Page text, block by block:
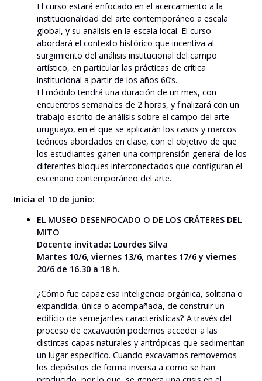
El curso estará enfocado en el acercamiento a la
institucionalidad del arte contemporáneo a escala
global, y su análisis en la escala local. El curso
abordará el contexto histórico que incentiva al
surgimiento del análisis institucional del campo
artístico, en particular las prácticas de crítica
institucional a partir de los años 60’s.
El módulo tendrá una duración de un mes, con
encuentros semanales de 2 horas, y finalizará con un
trabajo escrito de análisis sobre el campo del arte
uruguayo, en el que se aplicarán los casos y marcos
teóricos abordados en clase, con el objetivo de que
los estudiantes ganen una comprensión general de los
diferentes bloques interconectados que configuran el
escenario contemporáneo del arte.
Inicia el 10 de junio:
EL MUSEO DESENFOCADO O DE LOS CRÁTERES DEL
MITO
Docente invitada: Lourdes Silva
Martes 10/6, viernes 13/6, martes 17/6 y viernes
20/6 de 16.30 a 18 h.
¿Cómo fue capaz esa inteligencia orgánica, solitaria o
expandida, única o acompañada, de construir un
edificio de semejantes características? A través del
proceso de excavación podemos acceder a las
distintas capas naturales y antrópicas que sedimentan
un lugar específico. Cuando excavamos removemos
los depósitos de forma inversa a como se han